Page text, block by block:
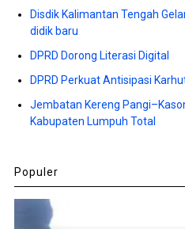
Disdik Kalimantan Tengah
didik baru
DPRD Dorong Literasi Digital
DPRD Perkuat Antisipasi
Jembatan Kereng
Kabupaten Lumpuh Total
Populer